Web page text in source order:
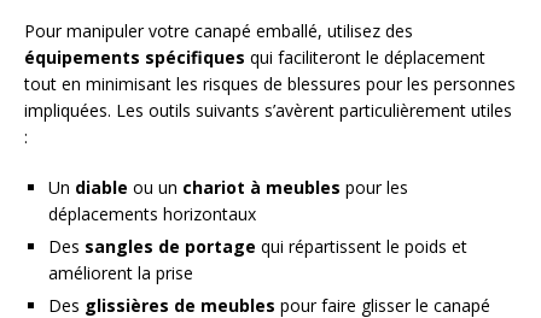
Pour manipuler votre canapé emballé, utilisez des
équipements spécifiques qui faciliteront le déplacement
tout en minimisant les risques de blessures pour les personnes
impliquées. Les outils suivants s’avèrent particulièrement utiles
:
Un diable ou un chariot à meubles pour les
déplacements horizontaux
Des sangles de portage qui répartissent le poids et
améliorent la prise
Des glissières de meubles pour faire glisser le canapé